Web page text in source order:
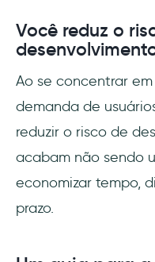
Você reduz o
Ao se concentrar
demanda de
reduzir o risco de
acabam não sendo
economizar tempo,
prazo.